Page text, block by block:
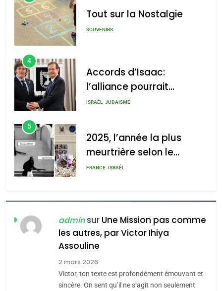
Tout sur la Nostalgie
SOUVENIRS
4
Accords d’Isaac:
l’alliance pourrait
s’étendre à 13 pays
ISRAÉL JUDAISME
5
2025, l’année la plus
meurtrière selon le
rapport d’ADL contre
FRANCE ISRAÉL
FIÈRE, DIGNE ET RÉSILIENTE :
POURQUOI JE REVENDIQUE
MA JUDAÏTE par Thérèse
Zrihen-Dvir
ISRAÉL JUDAISME
CE QUI NOUS MANQUE –
Jacques Hadida
adminsur Une Mission pas comme
les autres, par Victor Ihiya
Assouline
2 mars 2026
Victor, ton texte est profondément émouvant et
sincère. On sent qu’il ne s’agit non seulement